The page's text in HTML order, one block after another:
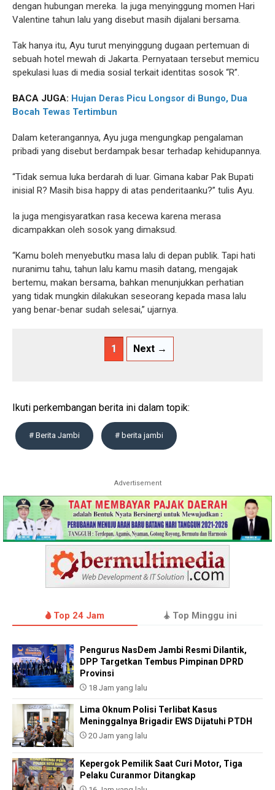
dengan hubungan mereka. Ia juga menyinggung momen Hari
Valentine tahun lalu yang disebut masih dijalani bersama.
Tak hanya itu, Ayu turut menyinggung dugaan pertemuan di
sebuah hotel mewah di Jakarta. Pernyataan tersebut memicu
spekulasi luas di media sosial terkait identitas sosok “R”.
BACA JUGA: Hujan Deras Picu Longsor di Bungo, Dua
Bocah Tewas Tertimbun
Dalam keterangannya, Ayu juga mengungkap pengalaman
pribadi yang disebut berdampak besar terhadap kehidupannya.
“Tidak semua luka berdarah di luar. Gimana kabar Pak Bupati
inisial R? Masih bisa happy di atas penderitaanku?” tulis Ayu.
Ia juga mengisyaratkan rasa kecewa karena merasa
dicampakkan oleh sosok yang dimaksud.
“Kamu boleh menyebutku masa lalu di depan publik. Tapi hati
nuranimu tahu, tahun lalu kamu masih datang, mengajak
bertemu, makan bersama, bahkan menunjukkan perhatian
yang tidak mungkin dilakukan seseorang kepada masa lalu
yang benar-benar sudah selesai,” ujarnya.
1 Next →
Ikuti perkembangan berita ini dalam topik:
# Berita Jambi # berita jambi
Advertisement
Top 24 Jam Top Minggu ini
Pengurus NasDem Jambi Resmi Dilantik,
DPP Targetkan Tembus Pimpinan DPRD
Provinsi
18 Jam yang lalu
Lima Oknum Polisi Terlibat Kasus
Meninggalnya Brigadir EWS Dijatuhi PTDH
20 Jam yang lalu
Kepergok Pemilik Saat Curi Motor, Tiga
Pelaku Curanmor Ditangkap